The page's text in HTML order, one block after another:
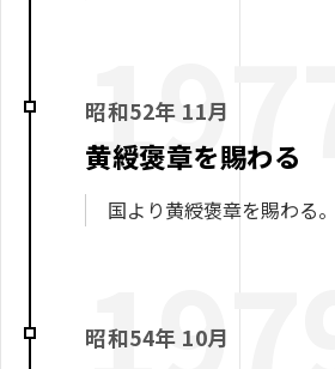
1977
昭和52年 11月
黄綬褒章を賜わる
国より黄綬褒章を賜わる。
昭和54年 10月